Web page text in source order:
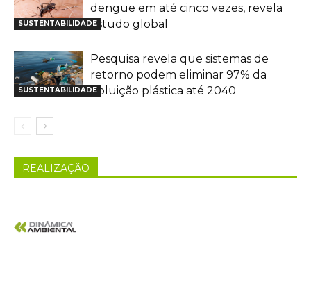
SUSTENTABILIDADE
dengue em até cinco vezes, revela
estudo global
SUSTENTABILIDADE
Pesquisa revela que sistemas de
retorno podem eliminar 97% da
poluição plástica até 2040
REALIZAÇÃO